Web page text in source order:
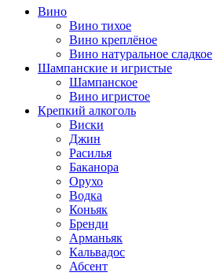
Вино
Вино тихое
Вино креплёное
Вино натуральное сладкое
Шампанские и игристые
Шампанское
Вино игристое
Крепкий алкоголь
Виски
Джин
Расилья
Баканора
Орухо
Водка
Коньяк
Бренди
Арманьяк
Кальвадос
Абсент